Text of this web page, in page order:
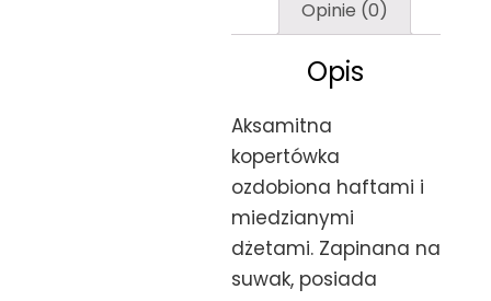
Opinie (0)
Opis
Aksamitna
kopertówka
ozdobiona haftami i
miedzianymi
dżetami. Zapinana na
suwak, posiada